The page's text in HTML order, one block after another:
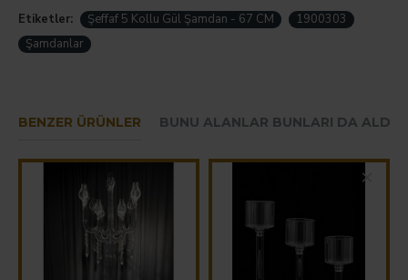
Hemen Sipariş Ver
Etiketler: Şeffaf 5 Kollu Gül Şamdan - 67 CM
1900303
Şamdanlar
BENZER ÜRÜNLER BUNU ALANLAR BUNLARI DA